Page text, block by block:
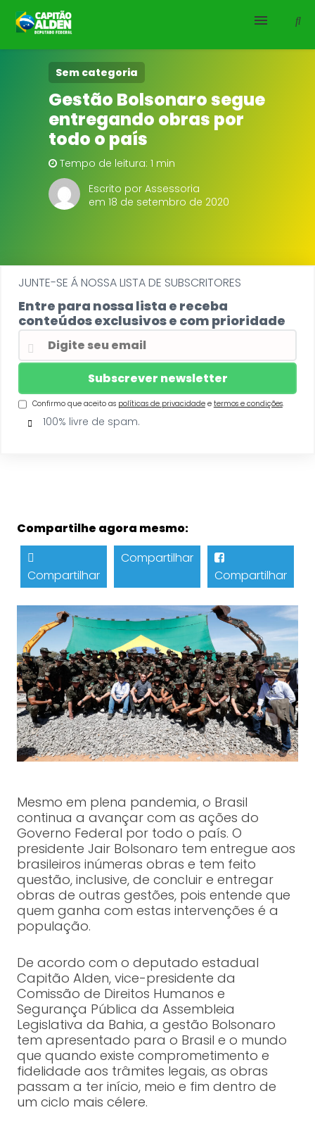
HOME
NOTÍCIAS
BIOGRAFIA
DOWNLOADS
EMENDAS
Sem categoria
Gestão Bolsonaro segue
entregando obras por
todo o país
Tempo de leitura: 1 min
Escrito por Assessoria
em 18 de setembro de 2020
JUNTE-SE Á NOSSA LISTA DE SUBSCRITORES
Entre para nossa lista e receba
conteúdos exclusivos e com prioridade
Confirmo que aceito as políticas de privacidadee termos e condições.
100% livre de spam.
Compartilhe agora mesmo:
Compartilhar
Compartilhar
Compartilhar
Mesmo em plena pandemia, o Brasil
continua a avançar com as ações do
Governo Federal por todo o país. O
presidente Jair Bolsonaro tem entregue aos
brasileiros inúmeras obras e tem feito
questão, inclusive, de concluir e entregar
obras de outras gestões, pois entende que
quem ganha com estas intervenções é a
população.
De acordo com o deputado estadual
Capitão Alden, vice-presidente da
Comissão de Direitos Humanos e
Segurança Pública da Assembleia
Legislativa da Bahia, a gestão Bolsonaro
tem apresentado para o Brasil e o mundo
que quando existe comprometimento e
fidelidade aos trâmites legais, as obras
passam a ter início, meio e fim dentro de
um ciclo mais célere.